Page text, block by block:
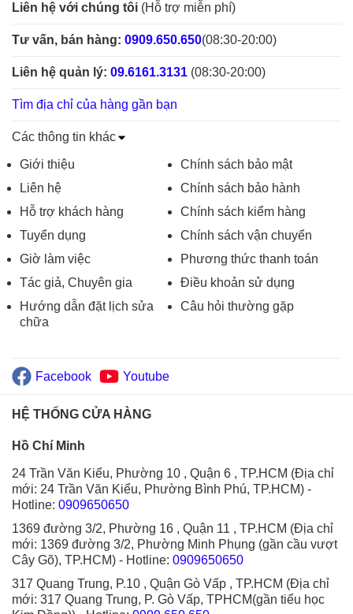
Liên hệ với chúng tôi (Hỗ trợ miễn phí)
Tư vấn, bán hàng: 0909.650.650(08:30-20:00)
Liên hệ quản lý: 09.6161.3131 (08:30-20:00)
Tìm địa chỉ của hàng gần bạn
Các thông tin khác
Giới thiệu
Liên hệ
Hỗ trợ khách hàng
Tuyển dụng
Giờ làm việc
Tác giả, Chuyên gia
Hướng dẫn đặt lịch sửa
chữa
Chính sách bảo mật
Chính sách bảo hành
Chính sách kiểm hàng
Chính sách vận chuyển
Phương thức thanh toán
Điều khoản sử dụng
Câu hỏi thường gặp
Facebook Youtube
HỆ THỐNG CỬA HÀNG
Hồ Chí Minh
24 Trần Văn Kiểu, Phường 10 , Quận 6 , TP.HCM (Địa chỉ
mới: 24 Trần Văn Kiểu, Phường Bình Phú, TP.HCM) -
Hotline: 0909650650
1369 đường 3/2, Phường 16 , Quận 11 , TP.HCM (Địa chỉ
mới: 1369 đường 3/2, Phường Minh Phụng (gần cầu vượt
Cây Gõ), TP.HCM) - Hotline: 0909650650
317 Quang Trung, P.10 , Quận Gò Vấp , TP.HCM (Địa chỉ
mới: 317 Quang Trung, P. Gò Vấp, TPHCM(gần tiểu học